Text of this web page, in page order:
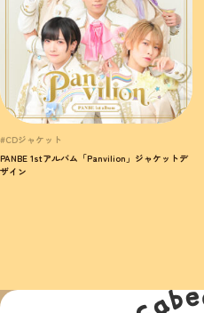
#CDジャケット
PANBE 1stアルバム「Panvilion」ジャケットデ
ザイン